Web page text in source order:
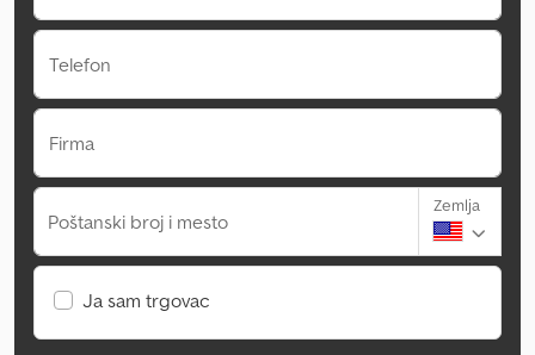
Telefon
Firma
Poštanski broj i mesto
Zemlja
Ja sam trgovac